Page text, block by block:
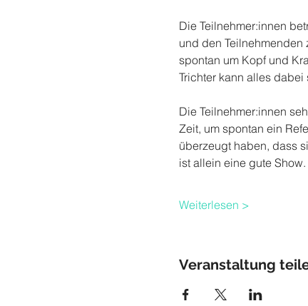
Die Teilnehmer:innen
und den Teilnehmenden
spontan um Kopf und
Trichter kann alles dabei
Die Teilnehmer:innen
Zeit, um spontan ein
überzeugt haben, dass
ist allein eine gute
Weiterlesen >
Veranstaltung